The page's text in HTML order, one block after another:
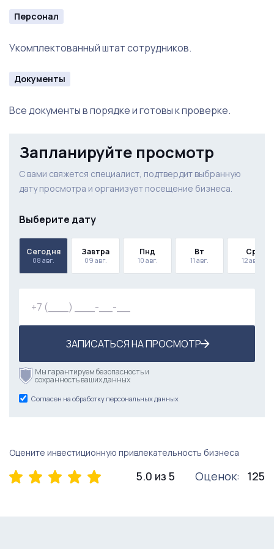
Персонал
Укомплектованный штат сотрудников.
Документы
Все документы в порядке и готовы к проверке.
Запланируйте просмотр
С вами свяжется специалист, подтвердит выбранную
дату просмотра и организует посещение бизнеса.
Выберите дату
Сегодня
08 авг.
Завтра
09 авг.
Пнд
10 авг.
Вт
11 авг.
Ср
12 авг.
ЗАПИСАТЬСЯ НА ПРОСМОТР
Мы гарантируем безопасность и
сохранность ваших данных
Согласен на обработку персональных данных
Оцените инвестиционную привлекательность бизнеса
5.0 из 5 Оценок: 125